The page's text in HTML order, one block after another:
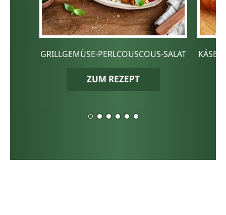
GRILLGEMÜSE-PERLCOUSCOUS-SALAT
ZUM REZEPT
KÄSE-